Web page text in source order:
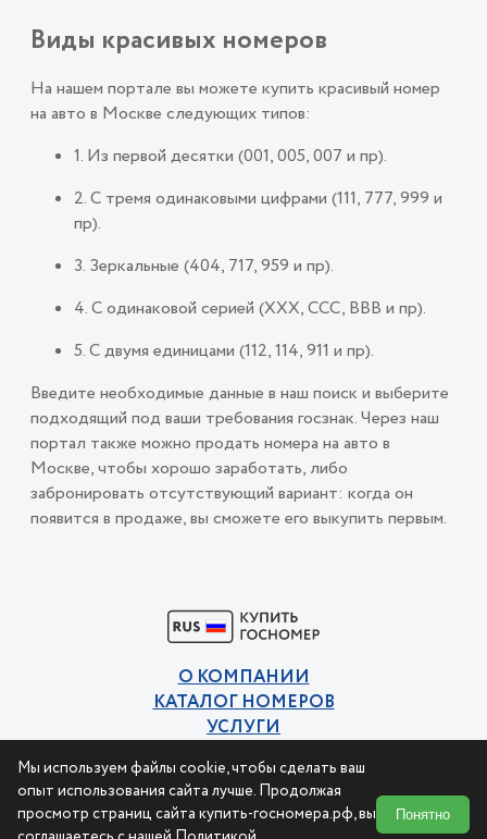
Виды красивых номеров
На нашем портале вы можете купить красивый номер
на авто в Москве следующих типов:
1. Из первой десятки (001, 005, 007 и пр).
2. С тремя одинаковыми цифрами (111, 777, 999 и
пр).
3. Зеркальные (404, 717, 959 и пр).
4. С одинаковой серией (ХХХ, ССС, ВВВ и пр).
5. С двумя единицами (112, 114, 911 и пр).
Введите необходимые данные в наш поиск и выберите
подходящий под ваши требования госзнак. Через наш
портал также можно продать номера на авто в
Москве, чтобы хорошо заработать, либо
забронировать отсутствующий вариант: когда он
появится в продаже, вы сможете его выкупить первым.
Мы используем файлы cookie, чтобы сделать ваш
опыт использования сайта лучше. Продолжая
просмотр страниц сайта купить-госномера.рф, вы
Понятно
О КОМПАНИИ
КАТАЛОГ НОМЕРОВ
УСЛУГИ
Политика конфиденциальности
Пользовательское соглашение